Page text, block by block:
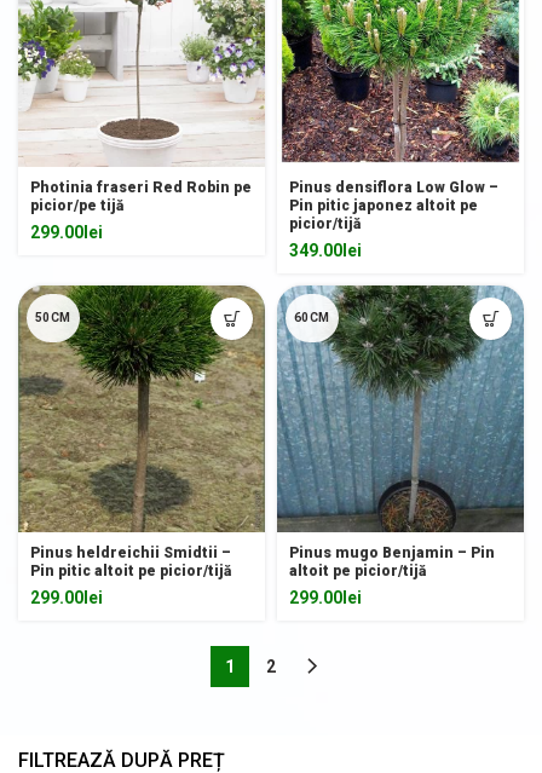
Photinia fraseri Red Robin pe
picior/pe tijă
299.00 lei
Pinus densiflora Low Glow –
Pin pitic japonez altoit pe
picior/tijă
349.00 lei
50CM
Pinus heldreichii Smidtii –
Pin pitic altoit pe picior/tijă
299.00 lei
60CM
Pinus mugo Benjamin – Pin
altoit pe picior/tijă
299.00 lei
1 2
FILTREAZĂ DUPĂ PREȚ